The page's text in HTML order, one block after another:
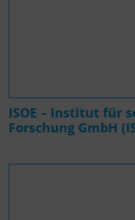
ISOE – Institut für
Forschung GmbH